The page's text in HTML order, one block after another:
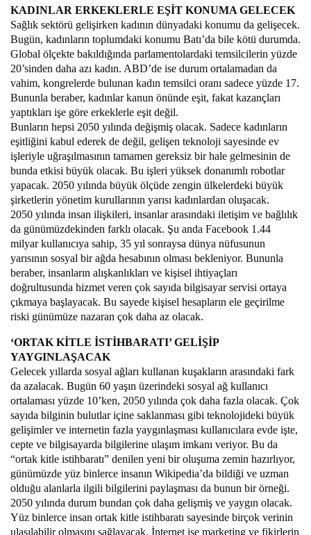
KADINLAR ERKEKLERLE EŞİT KONUMA GELECEK
Sağlık sektörü gelişirken kadının dünyadaki konumu da gelişecek.
Bugün, kadınların toplumdaki konumu Batı’da bile kötü durumda.
Global ölçekte bakıldığında parlamentolardaki temsilcilerin yüzde
20’sinden daha azı kadın. ABD’de ise durum ortalamadan da
vahim, kongrelerde bulunan kadın temsilci oranı sadece yüzde 17.
Bununla beraber, kadınlar kanun önünde eşit, fakat kazançları
yaptıkları işe göre erkeklerle eşit değil.
Bunların hepsi 2050 yılında değişmiş olacak. Sadece kadınların
eşitliğini kabul ederek de değil, gelişen teknoloji sayesinde ev
işleriyle uğraşılmasının tamamen gereksiz bir hale gelmesinin de
bunda etkisi büyük olacak. Bu işleri yüksek donanımlı robotlar
yapacak. 2050 yılında büyük ölçüde zengin ülkelerdeki büyük
şirketlerin yönetim kurullarının yarısı kadınlardan oluşacak.
2050 yılında insan ilişkileri, insanlar arasındaki iletişim ve bağlılık
da günümüzdekinden farklı olacak. Şu anda Facebook 1.44
milyar kullanıcıya sahip, 35 yıl sonraysa dünya nüfusunun
yarısının sosyal bir ağda hesabının olması bekleniyor. Bununla
beraber, insanların alışkanlıkları ve kişisel ihtiyaçları
doğrultusunda hizmet veren çok sayıda bilgisayar servisi ortaya
çıkmaya başlayacak. Bu sayede kişisel hesapların ele geçirilme
riski günümüze nazaran çok daha az olacak.
‘ORTAK KİTLE İSTİHBARATI’ GELİŞİP
YAYGINLAŞACAK
Gelecek yıllarda sosyal ağları kullanan kuşakların arasındaki fark
da azalacak. Bugün 60 yaşın üzerindeki sosyal ağ kullanıcı
ortalaması yüzde 10’ken, 2050 yılında çok daha fazla olacak. Çok
sayıda bilginin bulutlar içine saklanması gibi teknolojideki büyük
gelişimler ve internetin fazla yaygınlaşması kullanıcılara evde işte,
cepte ve bilgisayarda bilgilerine ulaşım imkanı veriyor. Bu da
“ortak kitle istihbaratı” denilen yeni bir oluşuma zemin hazırlıyor,
günümüzde yüz binlerce insanın Wikipedia’da bildiği ve uzman
olduğu alanlarla ilgili bilgilerini paylaşması da bunun bir örneği.
2050 yılında durum bundan çok daha gelişmiş ve yaygın olacak.
Yüz binlerce insan ortak kitle istihbaratı sayesinde birçok verinin
ulaşılabilir olmasını sağlayacak. İnternet ise marketing ve fikirlerin